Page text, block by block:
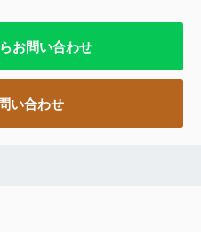
お問い合わせ
い合わせ